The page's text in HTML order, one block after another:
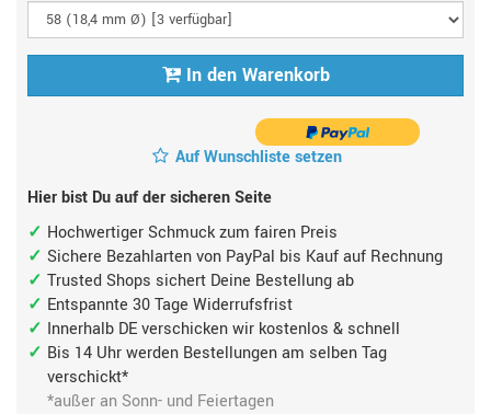
In den Warenkorb
Auf Wunschliste setzen
Hier bist Du auf der sicheren Seite
Hochwertiger Schmuck zum fairen Preis
Sichere Bezahlarten von PayPal bis Kauf auf Rechnung
Trusted Shops sichert Deine Bestellung ab
Entspannte 30 Tage Widerrufsfrist
Innerhalb DE verschicken wir kostenlos & schnell
Bis 14 Uhr werden Bestellungen am selben Tag
verschickt*
*außer an Sonn- und Feiertagen